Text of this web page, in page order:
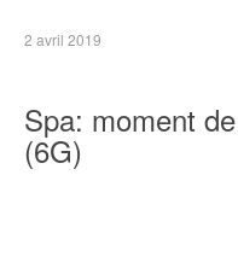
2 avril 2019
Spa: moment
(6G)